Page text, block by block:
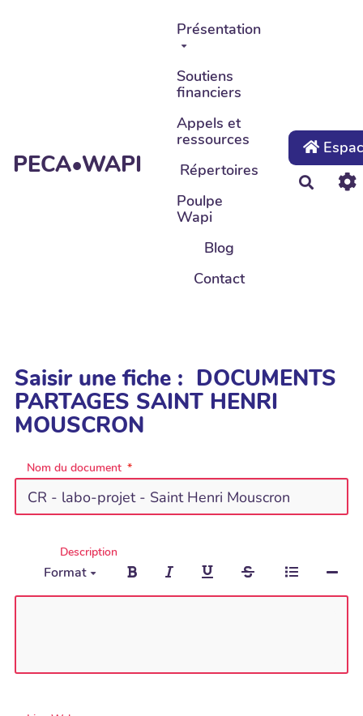
Aller au contenu principal
PECA•WAPI
Présentation
Soutiens
financiers
Appels et
ressources
Répertoires
Poulpe
Wapi
Blog
Contact
Saisir une fiche : DOCUMENTS
PARTAGES SAINT HENRI
MOUSCRON
Nom du document
Description
Format